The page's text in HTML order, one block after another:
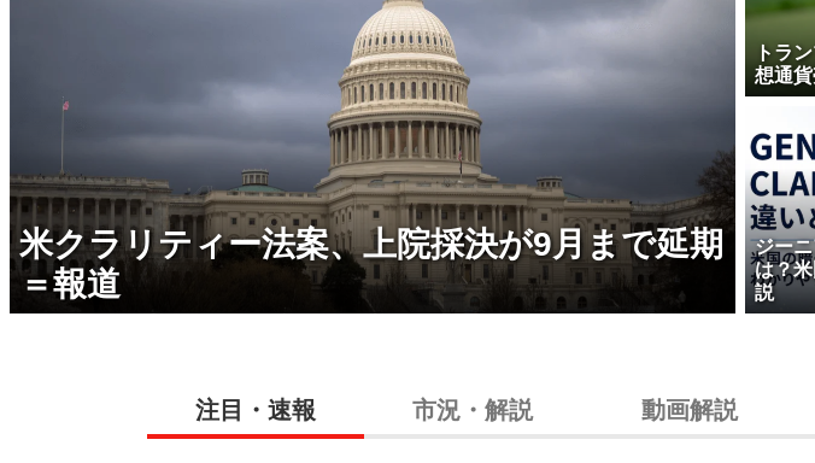
米クラリティー法案、上院採決が9月まで延期
＝報道
トラ
想通
ジー
は？
説
注目・速報 市況・解説 動画解説